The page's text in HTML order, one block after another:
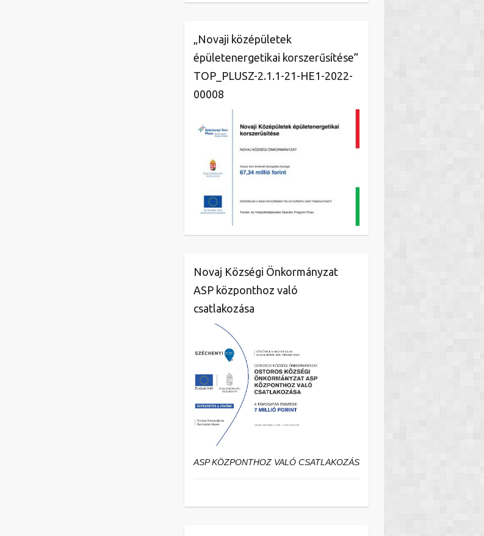
„Novaji középületek
épületenergetikai korszerűsítése”
TOP_PLUSZ-2.1.1-21-HE1-2022-
00008
Novaj Községi Önkormányzat
ASP központhoz való
csatlakozása
ASP KÖZPONTHOZ VALÓ CSATLAKOZÁS